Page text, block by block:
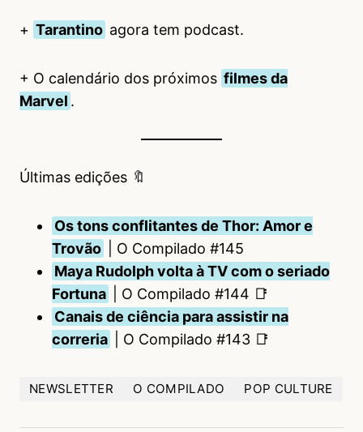
+ Tarantino agora tem podcast.
+ O calendário dos próximos filmes da
Marvel .
Últimas edições 🔖
Os tons conflitantes de Thor: Amor e
Trovão
| O Compilado #145
Maya Rudolph volta à TV com o seriado
Fortuna
| O Compilado #144 📑
Canais de ciência para assistir na
correria
| O Compilado #143 📑
NEWSLETTER O COMPILADO POP CULTURE